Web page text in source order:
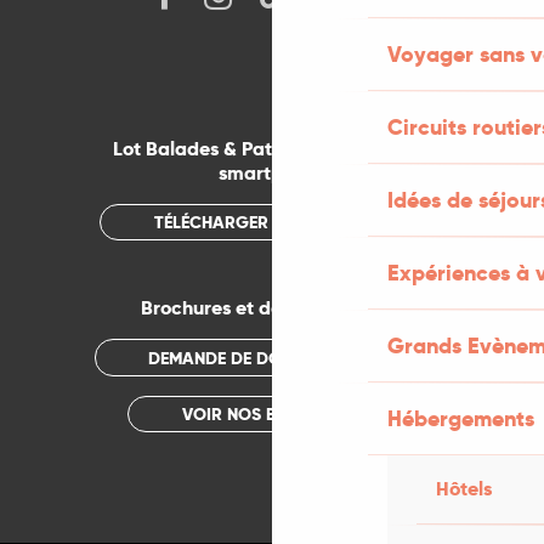
Voyager sans
Circuits
Idées de
Expériences à
Grands
Hébergements
Hôtels
Lot Balades & Patrimoines sur votre
smartphone
TÉLÉCHARGER L'APPLICATION
Brochures et documentations
DEMANDE DE DOCUMENTATION
VOIR NOS BROCHURES